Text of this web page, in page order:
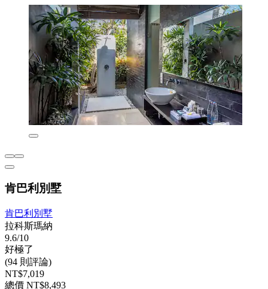
肯巴利別墅
肯巴利別墅
拉科斯瑪納
9.6/10
好極了
(94 則評論)
NT$7,019
總價 NT$8,493